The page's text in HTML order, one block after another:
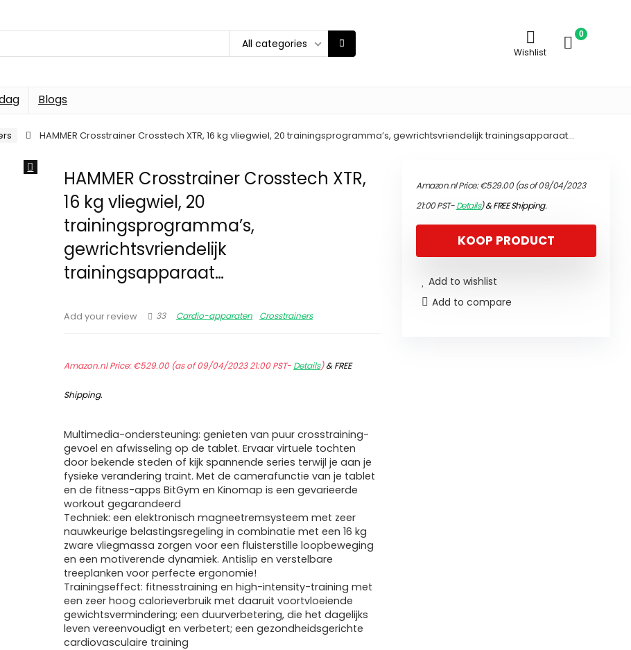
All categories
Wishlist
0
Blogs
HAMMER Crosstrainer Crosstech XTR, 16 kg vliegwiel, 20 trainingsprogramma’s, gewrichtsvriendelijk trainingsapparaat…
HAMMER Crosstrainer Crosstech XTR,
16 kg vliegwiel, 20
trainingsprogramma’s,
gewrichtsvriendelijk
trainingsapparaat…
Add your review 33 Cardio-apparaten Crosstrainers
Amazon.nl Price:€529.00(as of 09/04/2023 21:00 PST- Details)&FREE
Shipping.
Multimedia-ondersteuning: genieten van puur crosstraining-
gevoel en afwisseling op de tablet. Ervaar virtuele tochten
door bekende steden of kijk spannende series terwijl je aan je
fysieke verandering traint. Met de camerafunctie van je tablet
en de fitness-apps BitGym en Kinomap is een gevarieerde
workout gegarandeerd
Techniek: een elektronisch magneetremsysteem met zeer
nauwkeurige belastingsregeling in combinatie met een 16 kg
zware vliegmassa zorgen voor een fluisterstille loopbeweging
en een motiverende dynamiek. Antislip en verstelbare
treeplanken voor perfecte ergonomie!
Trainingseffect: fitnesstraining en high-intensity-training met
een zeer hoog calorieverbruik met daaruit voortvloeiende
gewichtsvermindering; een duurverbetering, die het dagelijks
leven vereenvoudigt en verbetert; een gezondheidsgerichte
cardiovasculaire training
Amazon.nl Price:€529.00(as of 09/04/2023
21:00 PST-Details)&FREE Shipping.
KOOP PRODUCT
Add to wishlist
Add to compare